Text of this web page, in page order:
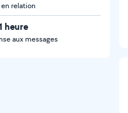
relation
heure
aux messages